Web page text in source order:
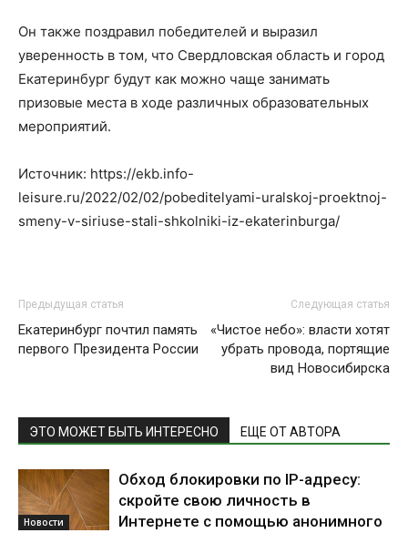
Он также поздравил победителей и выразил
уверенность в том, что Свердловская область и город
Екатеринбург будут как можно чаще занимать
призовые места в ходе различных образовательных
мероприятий.
Источник: https://ekb.info-
leisure.ru/2022/02/02/pobeditelyami-uralskoj-proektnoj-
smeny-v-siriuse-stali-shkolniki-iz-ekaterinburga/
Предыдущая статья
Екатеринбург почтил память
первого Президента России
Следующая статья
«Чистое небо»: власти хотят
убрать провода, портящие
вид Новосибирска
ЭТО МОЖЕТ БЫТЬ ИНТЕРЕСНО ЕЩЕ ОТ АВТОРА
Новости
Обход блокировки по IP-адресу:
скройте свою личность в
Интернете с помощью анонимного